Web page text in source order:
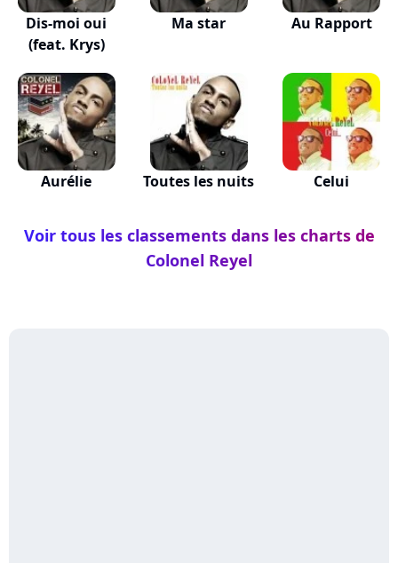
Dis-moi oui
(feat. Krys)
Ma star Au Rapport
Aurélie Toutes les nuits Celui
Voir tous les classements dans les charts de
Colonel Reyel